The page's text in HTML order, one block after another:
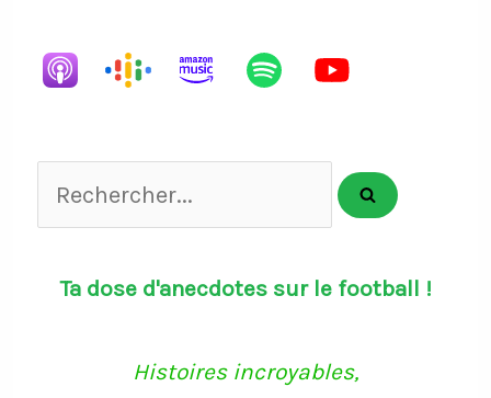
Rechercher...
Ta dose d'anecdotes sur le football !
Histoires incroyables,